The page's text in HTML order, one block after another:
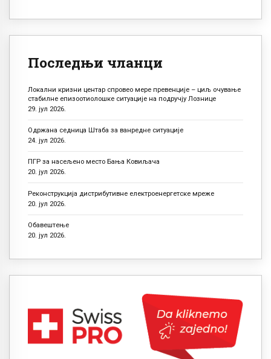
Последњи чланци
Локални кризни центар спровео мере превенције – циљ очување
стабилне епизоотиолошке ситуације на подручју Лознице
29. јул 2026.
Одржана седница Штаба за ванредне ситуације
24. јул 2026.
ПГР за насељено место Бања Ковиљача
20. јул 2026.
Реконструкција дистрибутивне електроенергетске мреже
20. јул 2026.
Обавештење
20. јул 2026.